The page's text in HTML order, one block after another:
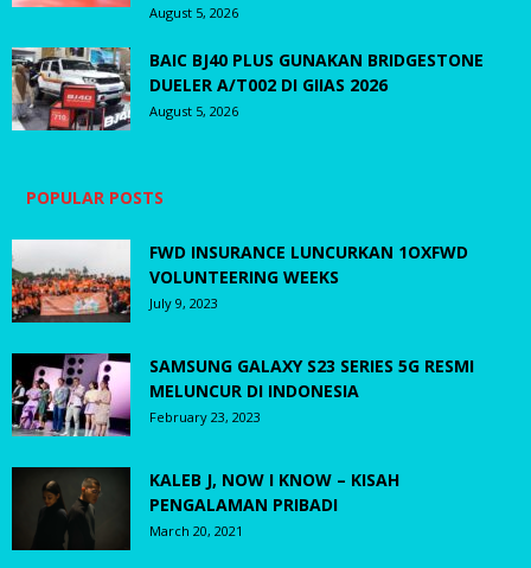
August 5, 2026
BAIC BJ40 PLUS GUNAKAN BRIDGESTONE
DUELER A/T002 DI GIIAS 2026
August 5, 2026
POPULAR POSTS
FWD INSURANCE LUNCURKAN 1OXFWD
VOLUNTEERING WEEKS
July 9, 2023
SAMSUNG GALAXY S23 SERIES 5G RESMI
MELUNCUR DI INDONESIA
February 23, 2023
KALEB J, NOW I KNOW – KISAH
PENGALAMAN PRIBADI
March 20, 2021